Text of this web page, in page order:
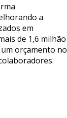
a
em
de 1,6 milhão
orçamento no